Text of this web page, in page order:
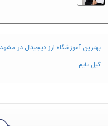
بهترین آموزشگاه ارز دیجیتال در مشهد
گیل تایم